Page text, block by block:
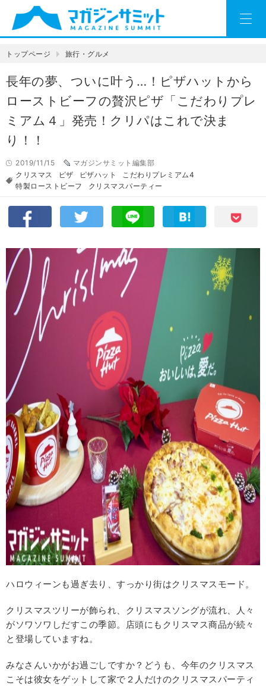
トップページ 旅行・グルメ
長年の夢、ついに叶う…！ピザハットから
ローストビーフの贅沢ピザ「こだわりプレ
ミアム４」発売！クリパはこれで決ま
り！！
2019/11/15
マガジンサミット編集部
クリスマス
ピザ ピザハット
こだわりプレミアム4
特製ローストビーフ
クリスマスパーティー
ハロウィーンも過ぎ去り、すっかり街はクリスマスモード。
クリスマスツリーが飾られ、クリスマスソングが流れ、人々
がソワソワしだすこの季節。店頭にもクリスマス商品が続々
と登場していますね。
みなさんいかがお過ごしですか？どうも、今年のクリスマス
こそは彼女をゲットして家で２人だけのクリスマスパーティ